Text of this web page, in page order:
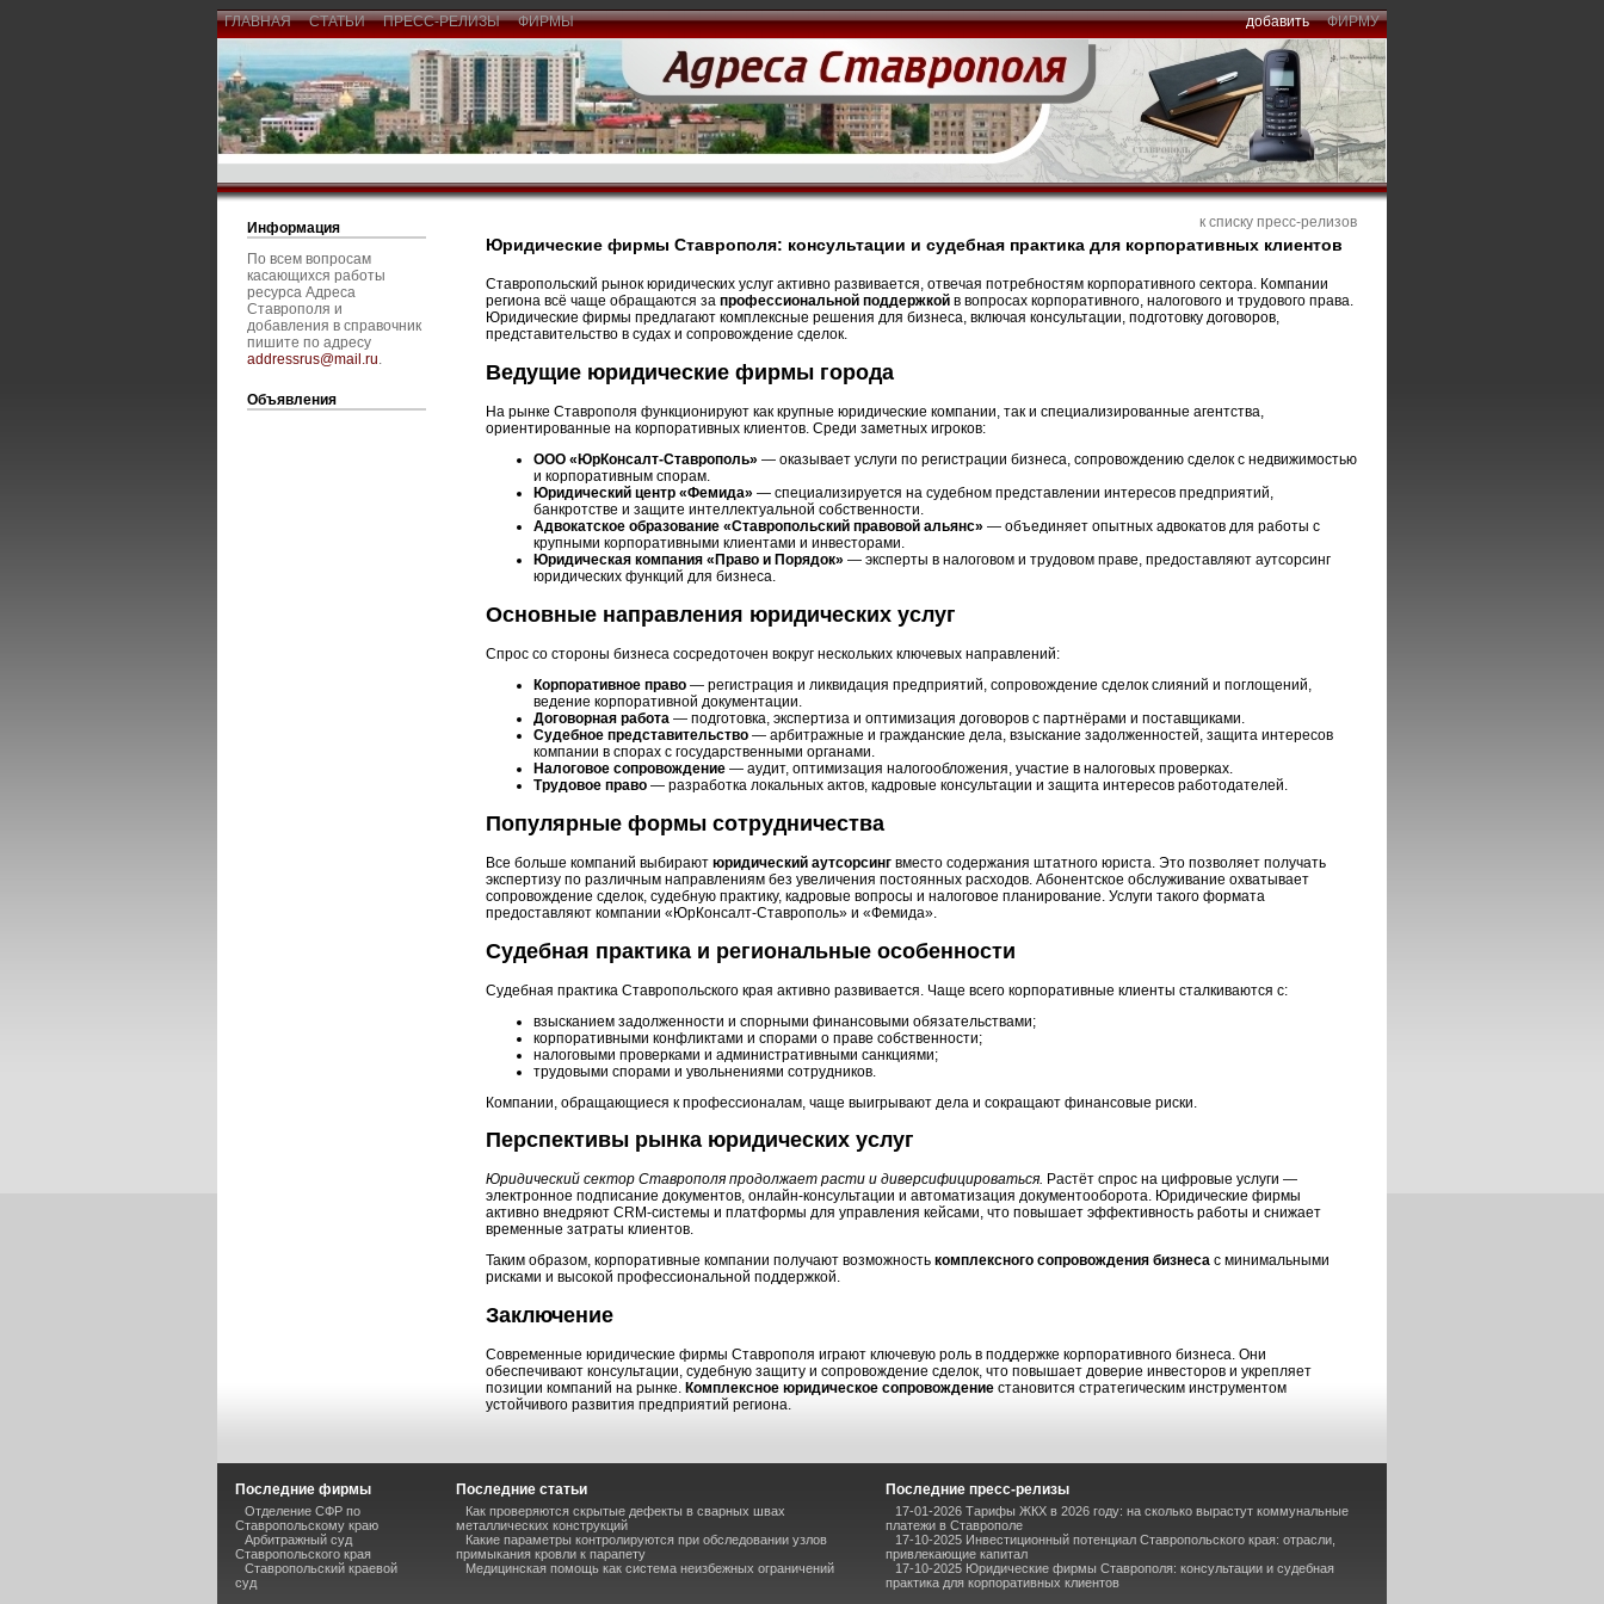
ГЛАВНАЯ СТАТЬИ ПРЕСС-РЕЛИЗЫ ФИРМЫ добавить ФИРМУ
Информация
По всем вопросам
касающихся работы
ресурса Адреса
Ставрополя и
добавления в справочник
пишите по адресу
addressrus@mail.ru.
Объявления
к списку пресс-релизов
Юридические фирмы Ставрополя: консультации и судебная практика для корпоративных клиентов
Ставропольский рынок юридических услуг активно развивается, отвечая потребностям корпоративного сектора. Компании
региона всё чаще обращаются за профессиональной поддержкой в вопросах корпоративного, налогового и трудового права.
Юридические фирмы предлагают комплексные решения для бизнеса, включая консультации, подготовку договоров,
представительство в судах и сопровождение сделок.
Ведущие юридические фирмы города
На рынке Ставрополя функционируют как крупные юридические компании, так и специализированные агентства,
ориентированные на корпоративных клиентов. Среди заметных игроков:
ООО «ЮрКонсалт-Ставрополь» — оказывает услуги по регистрации бизнеса, сопровождению сделок с недвижимостью
и корпоративным спорам.
Юридический центр «Фемида» — специализируется на судебном представлении интересов предприятий,
банкротстве и защите интеллектуальной собственности.
Адвокатское образование «Ставропольский правовой альянс» — объединяет опытных адвокатов для работы с
крупными корпоративными клиентами и инвесторами.
Юридическая компания «Право и Порядок» — эксперты в налоговом и трудовом праве, предоставляют аутсорсинг
юридических функций для бизнеса.
Основные направления юридических услуг
Спрос со стороны бизнеса сосредоточен вокруг нескольких ключевых направлений:
Корпоративное право — регистрация и ликвидация предприятий, сопровождение сделок слияний и поглощений,
ведение корпоративной документации.
Договорная работа — подготовка, экспертиза и оптимизация договоров с партнёрами и поставщиками.
Судебное представительство — арбитражные и гражданские дела, взыскание задолженностей, защита интересов
компании в спорах с государственными органами.
Налоговое сопровождение — аудит, оптимизация налогообложения, участие в налоговых проверках.
Трудовое право — разработка локальных актов, кадровые консультации и защита интересов работодателей.
Популярные формы сотрудничества
Все больше компаний выбирают юридический аутсорсинг вместо содержания штатного юриста. Это позволяет получать
экспертизу по различным направлениям без увеличения постоянных расходов. Абонентское обслуживание охватывает
сопровождение сделок, судебную практику, кадровые вопросы и налоговое планирование. Услуги такого формата
предоставляют компании «ЮрКонсалт-Ставрополь» и «Фемида».
Судебная практика и региональные особенности
Судебная практика Ставропольского края активно развивается. Чаще всего корпоративные клиенты сталкиваются с:
взысканием задолженности и спорными финансовыми обязательствами;
корпоративными конфликтами и спорами о праве собственности;
налоговыми проверками и административными санкциями;
трудовыми спорами и увольнениями сотрудников.
Компании, обращающиеся к профессионалам, чаще выигрывают дела и сокращают финансовые риски.
Перспективы рынка юридических услуг
Юридический сектор Ставрополя продолжает расти и диверсифицироваться. Растёт спрос на цифровые услуги —
электронное подписание документов, онлайн-консультации и автоматизация документооборота. Юридические фирмы
активно внедряют CRM-системы и платформы для управления кейсами, что повышает эффективность работы и снижает
временные затраты клиентов.
Таким образом, корпоративные компании получают возможность комплексного сопровождения бизнеса с минимальными
рисками и высокой профессиональной поддержкой.
Заключение
Современные юридические фирмы Ставрополя играют ключевую роль в поддержке корпоративного бизнеса. Они
обеспечивают консультации, судебную защиту и сопровождение сделок, что повышает доверие инвесторов и укрепляет
позиции компаний на рынке. Комплексное юридическое сопровождение становится стратегическим инструментом
устойчивого развития предприятий региона.
Последние фирмы
Отделение СФР по
Ставропольскому краю
Арбитражный суд
Ставропольского края
Ставропольский краевой
суд
Последние статьи
Как проверяются скрытые дефекты в сварных швах
металлических конструкций
Какие параметры контролируются при обследовании узлов
примыкания кровли к парапету
Медицинская помощь как система неизбежных ограничений
Последние пресс-релизы
17-01-2026 Тарифы ЖКХ в 2026 году: на сколько вырастут коммунальные
платежи в Ставрополе
17-10-2025 Инвестиционный потенциал Ставропольского края: отрасли,
привлекающие капитал
17-10-2025 Юридические фирмы Ставрополя: консультации и судебная
практика для корпоративных клиентов